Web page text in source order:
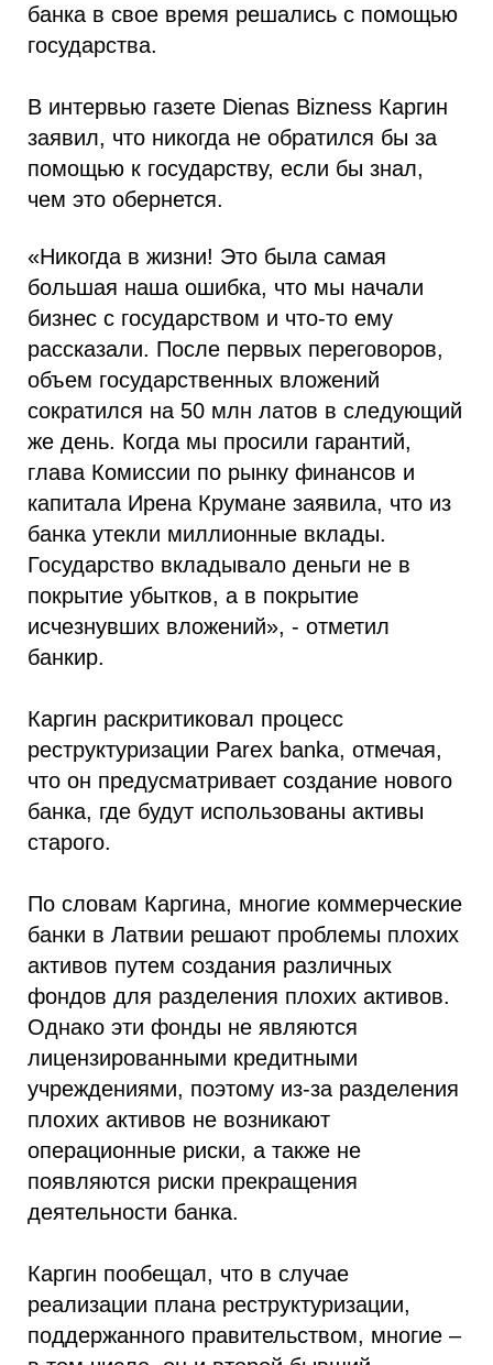
банка в свое время решались с помощью
государства.
В интервью газете Dienas Bizness Каргин
заявил, что никогда не обратился бы за
помощью к государству, если бы знал,
чем это обернется.
«Никогда в жизни! Это была самая
большая наша ошибка, что мы начали
бизнес с государством и что-то ему
рассказали. После первых переговоров,
объем государственных вложений
сократился на 50 млн латов в следующий
же день. Когда мы просили гарантий,
глава Комиссии по рынку финансов и
капитала Ирена Крумане заявила, что из
банка утекли миллионные вклады.
Государство вкладывало деньги не в
покрытие убытков, а в покрытие
исчезнувших вложений», - отметил
банкир.
Каргин раскритиковал процесс
реструктуризации Parex banka, отмечая,
что он предусматривает создание нового
банка, где будут использованы активы
старого.
По словам Каргина, многие коммерческие
банки в Латвии решают проблемы плохих
активов путем создания различных
фондов для разделения плохих активов.
Однако эти фонды не являются
лицензированными кредитными
учреждениями, поэтому из-за разделения
плохих активов не возникают
операционные риски, а также не
появляются риски прекращения
деятельности банка.
Каргин пообещал, что в случае
реализации плана реструктуризации,
поддержанного правительством, многие –